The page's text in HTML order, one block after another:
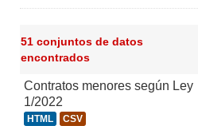
51 conjuntos de datos
encontrados
Contratos menores según Ley
1/2022
HTML CSV